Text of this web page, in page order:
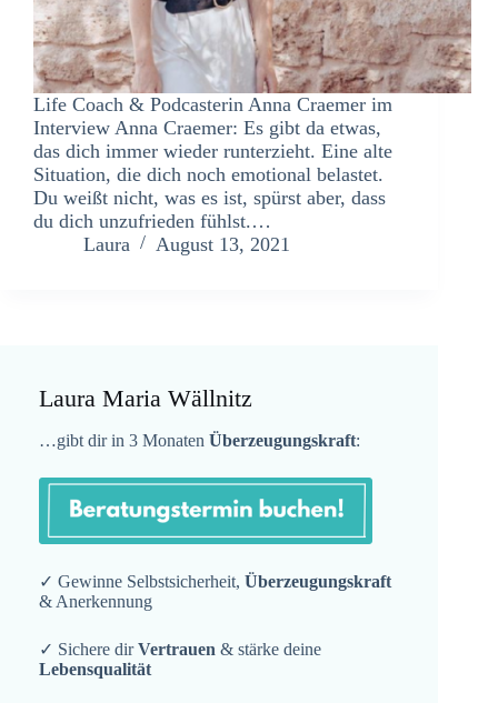
Life Coach & Podcasterin Anna Craemer im
Interview Anna Craemer: Es gibt da etwas,
das dich immer wieder runterzieht. Eine alte
Situation, die dich noch emotional belastet.
Du weißt nicht, was es ist, spürst aber, dass
du dich unzufrieden fühlst.…
Laura
August 13, 2021
Laura Maria Wällnitz
…gibt dir in 3 Monaten Überzeugungskraft:
✓ Gewinne Selbstsicherheit, Überzeugungskraft
& Anerkennung
✓ Sichere dirVertrauen & stärke deine
Lebensqualität